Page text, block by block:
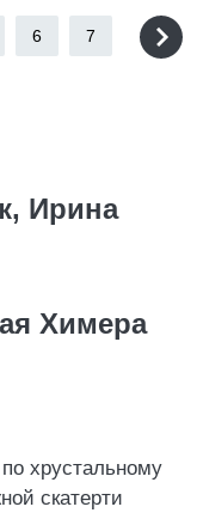
6 7
Ирина
Химера
хрустальному
скатерти